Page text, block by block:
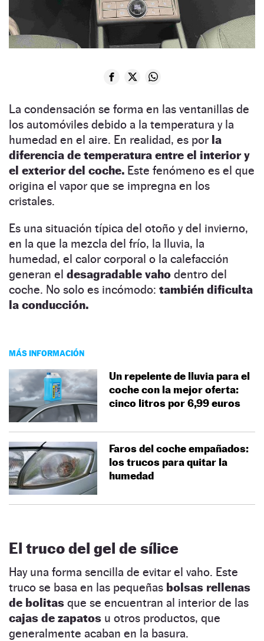
La condensación se forma en las ventanillas de
los automóviles debido a la temperatura y la
humedad en el aire. En realidad, es por la
diferencia de temperatura entre el interior y
el exterior del coche. Este fenómeno es el que
origina el vapor que se impregna en los
cristales.
Es una situación típica del otoño y del invierno,
en la que la mezcla del frío, la lluvia, la
humedad, el calor corporal o la calefacción
generan el desagradable vaho dentro del
coche. No solo es incómodo: también dificulta
la conducción.
MÁS INFORMACIÓN
Un repelente de lluvia para el
coche con la mejor oferta:
cinco litros por 6,99 euros
Faros del coche empañados:
los trucos para quitar la
humedad
El truco del gel de sílice
Hay una forma sencilla de evitar el vaho. Este
truco se basa en las pequeñas bolsas rellenas
de bolitas que se encuentran al interior de las
cajas de zapatos u otros productos, que
generalmente acaban en la basura.